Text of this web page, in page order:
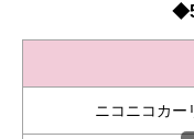
ニコニコカー